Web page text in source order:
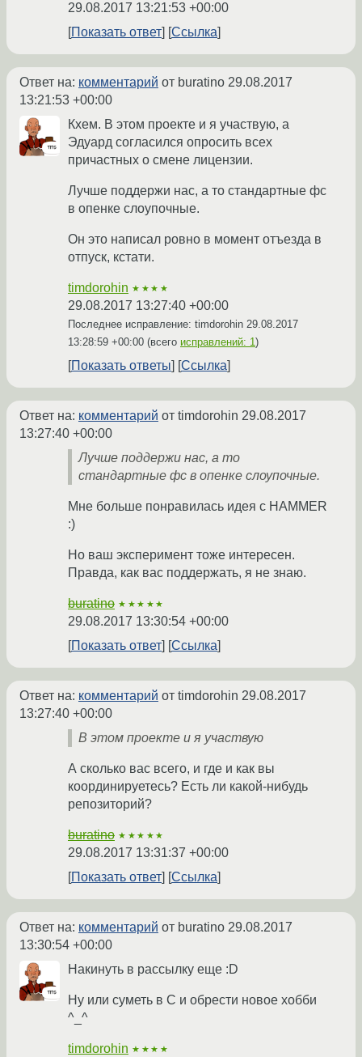
29.08.2017 13:21:53 +00:00
Показать ответ
Ссылка
Ответ на: комментарий от buratino 29.08.2017
13:21:53 +00:00
Кхем. В этом проекте и я участвую, а
Эдуард согласился опросить всех
причастных о смене лицензии.
Лучше поддержи нас, а то стандартные фс
в опенке слоупочные.
Он это написал ровно в момент отъезда в
отпуск, кстати.
timdorohin ★★★★
29.08.2017 13:27:40 +00:00
Последнее исправление: timdorohin 29.08.2017
13:28:59 +00:00 (всего исправлений: 1)
Показать ответы Ссылка
Ответ на: комментарий от timdorohin 29.08.2017
13:27:40 +00:00
Лучше поддержи нас, а то
стандартные фс в опенке слоупочные.
Мне больше понравилась идея с HAMMER
:)
Но ваш эксперимент тоже интересен.
Правда, как вас поддержать, я не знаю.
buratino ★★★★★
29.08.2017 13:30:54 +00:00
Показать ответ
Ссылка
Ответ на: комментарий от timdorohin 29.08.2017
13:27:40 +00:00
В этом проекте и я участвую
А сколько вас всего, и где и как вы
координируетесь? Есть ли какой-нибудь
репозиторий?
buratino ★★★★★
29.08.2017 13:31:37 +00:00
Показать ответ
Ссылка
Ответ на: комментарий от buratino 29.08.2017
13:30:54 +00:00
Накинуть в рассылку еще :D
Ну или суметь в C и обрести новое хобби
^_^
timdorohin ★★★★